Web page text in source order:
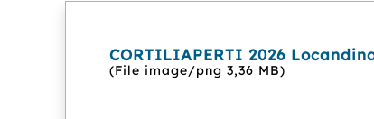
CORTILIAPERTI 2026
(File image/png 3,36 MB)